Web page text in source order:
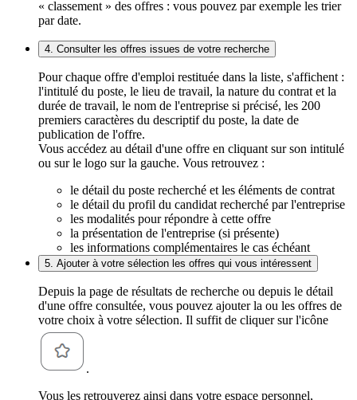
« classement » des offres : vous pouvez par exemple les trier
par date.
4. Consulter les offres issues de votre recherche
Pour chaque offre d'emploi restituée dans la liste, s'affichent :
l'intitulé du poste, le lieu de travail, la nature du contrat et la
durée de travail, le nom de l'entreprise si précisé, les 200
premiers caractères du descriptif du poste, la date de
publication de l'offre.
Vous accédez au détail d'une offre en cliquant sur son intitulé
ou sur le logo sur la gauche. Vous retrouvez :
le détail du poste recherché et les éléments de contrat
le détail du profil du candidat recherché par l'entreprise
les modalités pour répondre à cette offre
la présentation de l'entreprise (si présente)
les informations complémentaires le cas échéant
5. Ajouter à votre sélection les offres qui vous intéressent
Depuis la page de résultats de recherche ou depuis le détail
d'une offre consultée, vous pouvez ajouter la ou les offres de
votre choix à votre sélection. Il suffit de cliquer sur l'icône
.
Vous les retrouverez ainsi dans votre espace personnel,